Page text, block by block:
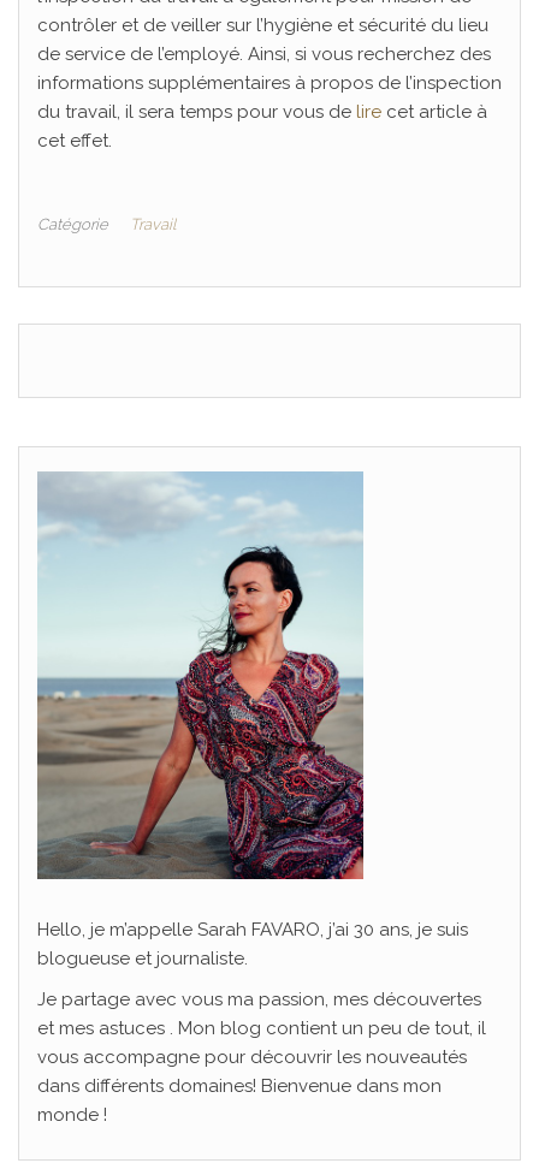
contrôler et de veiller sur l’hygiène et sécurité du lieu
de service de l’employé. Ainsi, si vous recherchez des
informations supplémentaires à propos de l’inspection
du travail, il sera temps pour vous de lire cet article à
cet effet.
Catégorie Travail
Hello, je m’appelle Sarah FAVARO, j’ai 30 ans, je suis
blogueuse et journaliste.
Je partage avec vous ma passion, mes découvertes
et mes astuces . Mon blog contient un peu de tout, il
vous accompagne pour découvrir les nouveautés
dans différents domaines! Bienvenue dans mon
monde !